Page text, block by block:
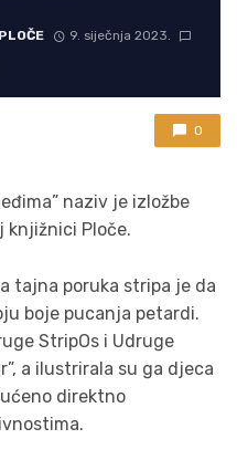
9. siječnja 2023.
0
naziv je izložbe
knjižnici Ploče.
tajna poruka stripa je da
boje pucanja petardi.
StripOs i Udruge
a ilustrirala su ga djeca
direktno